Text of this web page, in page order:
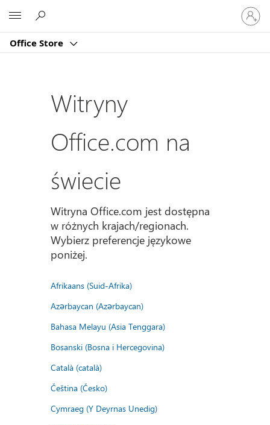
Office Store
Zaloguj
się
do
konta
Witryny
Office.com na
świecie
Witryna Office.com jest dostępna
w różnych krajach/regionach.
Wybierz preferencje językowe
poniżej.
Afrikaans (Suid-Afrika)
Azərbaycan (Azərbaycan)
Bahasa Melayu (Asia Tenggara)
Bosanski (Bosna i Hercegovina)
Català (català)
Čeština (Česko)
Cymraeg (Y Deyrnas Unedig)